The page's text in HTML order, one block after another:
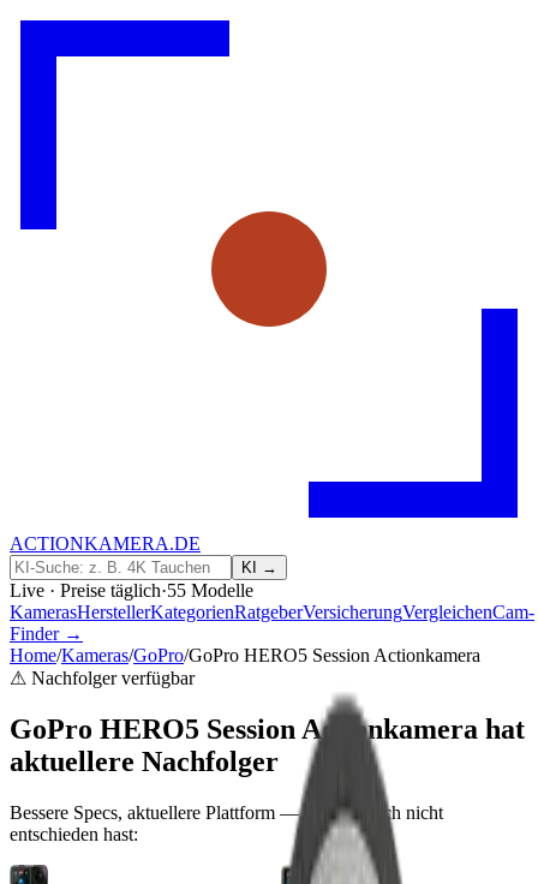
ACTIONKAMERA.DE
KI →
Live · Preise täglich·55 Modelle
KamerasHerstellerKategorienRatgeberVersicherungVergleichenCam-
Finder →
Home/Kameras/GoPro/GoPro HERO5 Session Actionkamera
⚠ Nachfolger verfügbar
GoPro HERO5 Session Actionkamera hat
aktuellere Nachfolger
Bessere Specs, aktuellere Plattform — falls du noch nicht
entschieden hast: